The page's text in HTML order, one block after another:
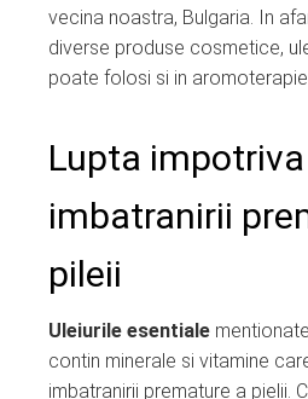
vecina noastra, Bulgaria. In
diverse produse cosmetice,
poate folosi si in
Lupta impotriva
imbatranirii
pileii
Uleiurile esentiale
contin minerale si vitamine
imbatranirii premature a pielii.